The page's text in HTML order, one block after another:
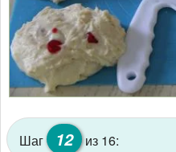
Шаг 12 из 16: